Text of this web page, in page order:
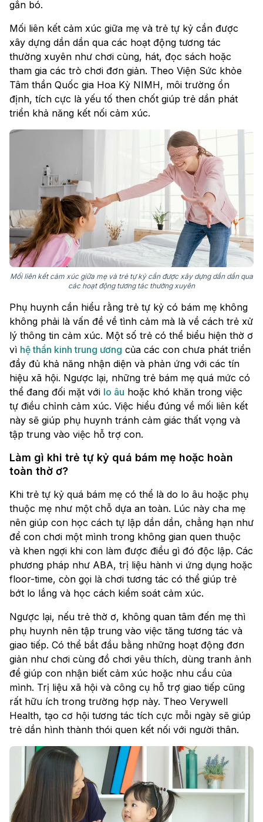
gắn bó.
Mối liên kết cảm xúc giữa mẹ và trẻ tự kỷ cần được
xây dựng dần dần qua các hoạt động tương tác
thường xuyên như chơi cùng, hát, đọc sách hoặc
tham gia các trò chơi đơn giản. Theo Viện Sức khỏe
Tâm thần Quốc gia Hoa Kỳ NIMH, môi trường ổn
định, tích cực là yếu tố then chốt giúp trẻ dần phát
triển khả năng kết nối cảm xúc.
Mối liên kết cảm xúc giữa mẹ và trẻ tự kỷ cần được xây dựng dần dần qua
các hoạt động tương tác thường xuyên
Phụ huynh cần hiểu rằng trẻ tự kỷ có bám mẹ không
không phải là vấn đề về tình cảm mà là về cách trẻ xử
lý thông tin cảm xúc. Một số trẻ có thể biểu hiện thờ ơ
vì hệ thần kinh trung ương của các con chưa phát triển
đầy đủ khả năng nhận diện và phản ứng với các tín
hiệu xã hội. Ngược lại, những trẻ bám mẹ quá mức có
thể đang đối mặt với lo âu hoặc khó khăn trong việc
tự điều chỉnh cảm xúc. Việc hiểu đúng về mối liên kết
này sẽ giúp phụ huynh tránh cảm giác thất vọng và
tập trung vào việc hỗ trợ con.
Làm gì khi trẻ tự kỷ quá bám mẹ hoặc hoàn
toàn thờ ơ?
Khi trẻ tự kỷ quá bám mẹ có thể là do lo âu hoặc phụ
thuộc mẹ như một chỗ dựa an toàn. Lúc này cha mẹ
nên giúp con học cách tự lập dần dần, chẳng hạn như
để con chơi một mình trong không gian quen thuộc
và khen ngợi khi con làm được điều gì đó độc lập. Các
phương pháp như ABA, trị liệu hành vi ứng dụng hoặc
floor-time, còn gọi là chơi tương tác có thể giúp trẻ
bớt lo lắng và học cách kiểm soát cảm xúc.
Ngược lại, nếu trẻ thờ ơ, không quan tâm đến mẹ thì
phụ huynh nên tập trung vào việc tăng tương tác và
giao tiếp. Có thể bắt đầu bằng những hoạt động đơn
giản như chơi cùng đồ chơi yêu thích, dùng tranh ảnh
để giúp con nhận biết cảm xúc hoặc nhu cầu của
mình. Trị liệu xã hội và công cụ hỗ trợ giao tiếp cũng
rất hữu ích trong trường hợp này. Theo Verywell
Health, tạo cơ hội tương tác tích cực mỗi ngày sẽ giúp
trẻ dần hình thành thói quen kết nối với người thân.